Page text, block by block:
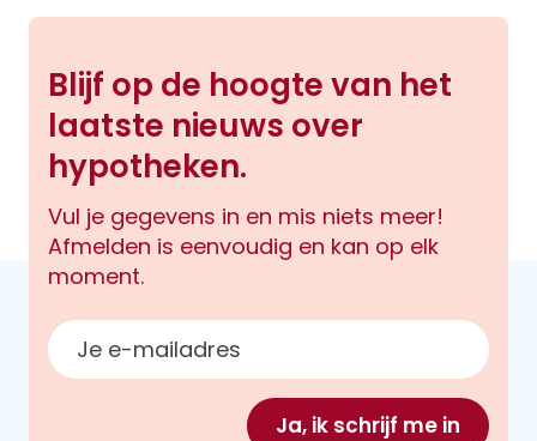
Blijf op de hoogte van het
laatste nieuws over
hypotheken.
Vul je gegevens in en mis niets meer!
Afmelden is eenvoudig en kan op elk
moment.
E-mailadres
Ja, ik schrijf me in